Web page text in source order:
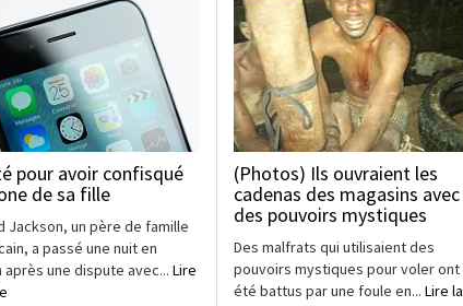
pour avoir confisqué
de sa fille
Jackson, un père de famille
a passé une nuit en
après une dispute avec... Lire
(Photos) Ils ouvraient les
cadenas des magasins avec
des pouvoirs mystiques
Des malfrats qui utilisaient des
pouvoirs mystiques pour voler ont
été battus par une foule en... Lire la